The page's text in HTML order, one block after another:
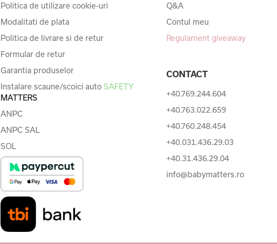
Politica de utilizare cookie-uri
Modalitati de plata
Politica de livrare si de retur
Formular de retur
Garantia produselor
Instalare scaune/scoici auto SAFETY
MATTERS
ANPC
ANPC SAL
SOL
Q&A
Contul meu
Regulament giveaway
CONTACT
+40.769.244.604
+40.763.022.659
+40.760.248.454
+40.031.436.29.03
+40.31.436.29.04
info@babymatters.ro